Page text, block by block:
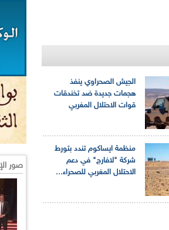
الجيش الصحراوي ينفذ
هجمات جديدة ضد تخندقات
قوات الاحتلال المغربي
منظمة ايساكوم تندد بتورط
شركة "لافارج" في دعم
الاحتلال المغربي للصحراء...
صور